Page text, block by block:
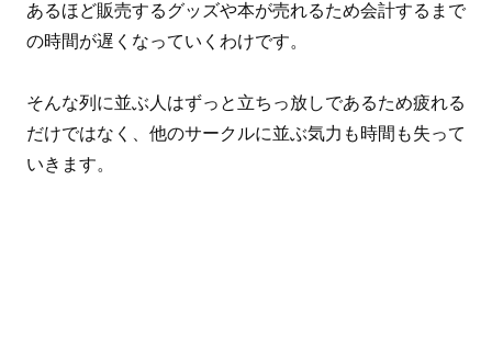
あるほど販売するグッズや本が売れるため会計するまで
の時間が遅くなっていくわけです。
そんな列に並ぶ人はずっと立ちっ放しであるため疲れる
だけではなく、他のサークルに並ぶ気力も時間も失って
いきます。